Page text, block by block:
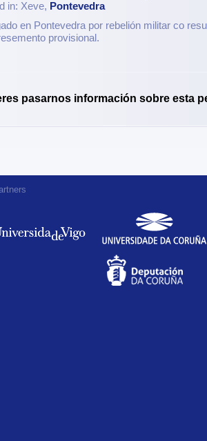
in: Xeve, Pontevedra
en Pontevedra por rebelión militar co
provisional.
pasarnos información sobre esta